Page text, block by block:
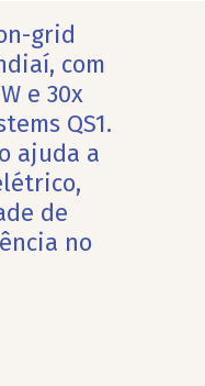
grid
com
e 30x
QS1.
ajuda a
de
no